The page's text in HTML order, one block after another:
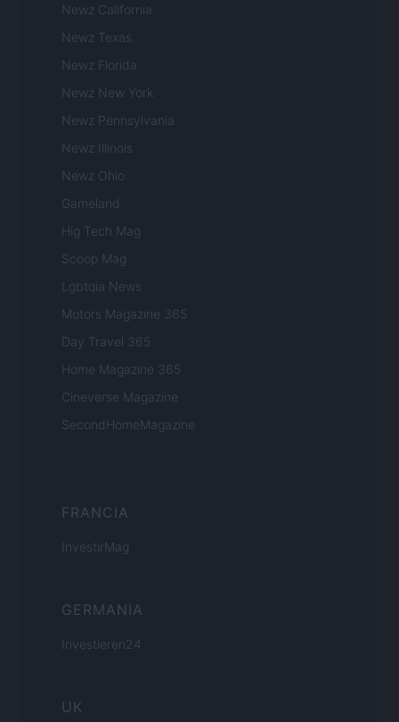
Newz California
Newz Texas
Newz Florida
Newz New York
Newz Pennsylvania
Newz Illinois
Newz Ohio
Gameland
Hig Tech Mag
Scoop Mag
Lgbtqia News
Motors Magazine 365
Day Travel 365
Home Magazine 365
Cineverse Magazine
SecondHomeMagazine
FRANCIA
InvestirMag
GERMANIA
Investieren24
UK